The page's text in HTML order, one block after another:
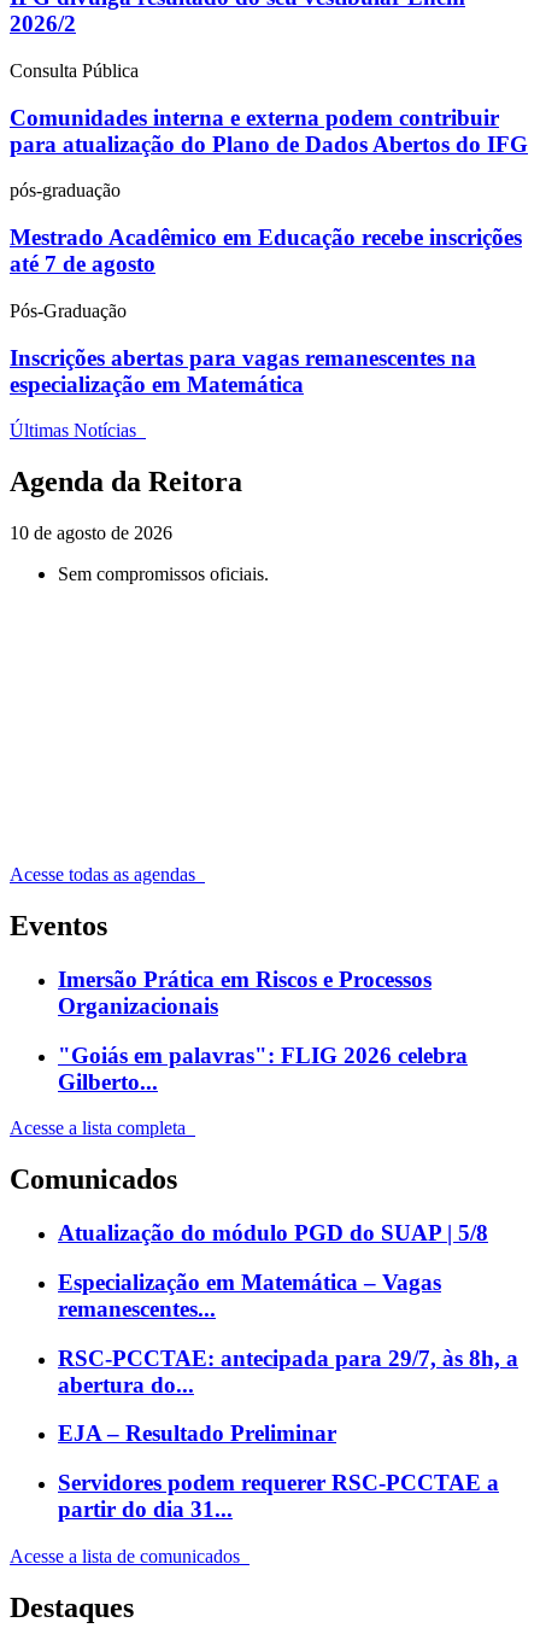
2026/2
Consulta Pública
Comunidades interna e externa podem contribuir
para atualização do Plano de Dados Abertos do IFG
pós-graduação
Mestrado Acadêmico em Educação recebe inscrições
até 7 de agosto
Pós-Graduação
Inscrições abertas para vagas remanescentes na
especialização em Matemática
Últimas Notícias
Agenda da Reitora
10 de agosto de 2026
Sem compromissos oficiais.
Acesse todas as agendas
Eventos
Imersão Prática em Riscos e Processos
Organizacionais
"Goiás em palavras": FLIG 2026 celebra
Gilberto...
Acesse a lista completa
Comunicados
Atualização do módulo PGD do SUAP | 5/8
Especialização em Matemática – Vagas
remanescentes...
RSC-PCCTAE: antecipada para 29/7, às 8h, a
abertura do...
EJA – Resultado Preliminar
Servidores podem requerer RSC-PCCTAE a
partir do dia 31...
Acesse a lista de comunicados
Destaques